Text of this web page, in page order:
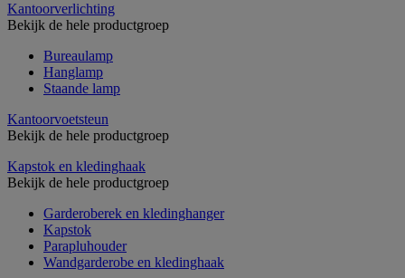
Kantoorverlichting
Bekijk de hele productgroep
Bureaulamp
Hanglamp
Staande lamp
Kantoorvoetsteun
Bekijk de hele productgroep
Kapstok en kledinghaak
Bekijk de hele productgroep
Garderoberek en kledinghanger
Kapstok
Parapluhouder
Wandgarderobe en kledinghaak